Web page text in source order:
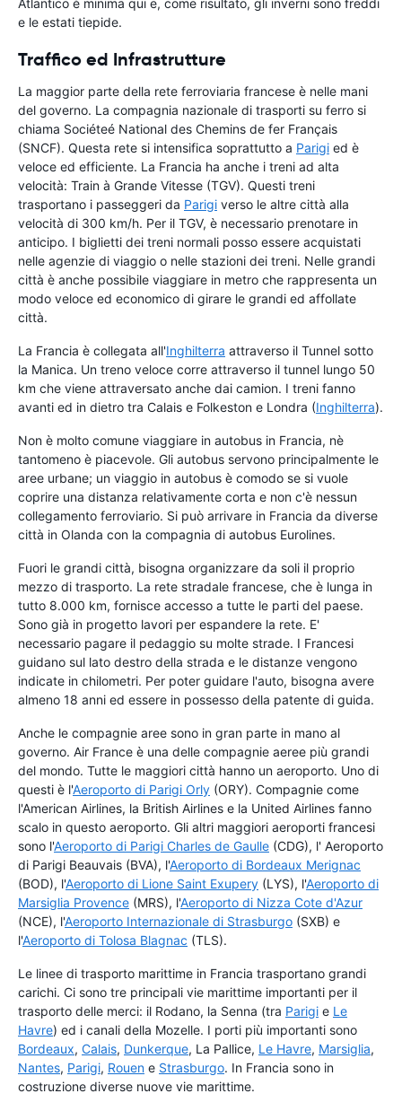
Atlantico è minima qui e, come risultato, gli inverni sono freddi
e le estati tiepide.
Traffico ed Infrastrutture
La maggior parte della rete ferroviaria francese è nelle mani
del governo. La compagnia nazionale di trasporti su ferro si
chiama Sociéteé National des Chemins de fer Français
(SNCF). Questa rete si intensifica soprattutto a Parigi ed è
veloce ed efficiente. La Francia ha anche i treni ad alta
velocità: Train à Grande Vitesse (TGV). Questi treni
trasportano i passeggeri da Parigi verso le altre città alla
velocità di 300 km/h. Per il TGV, è necessario prenotare in
anticipo. I biglietti dei treni normali posso essere acquistati
nelle agenzie di viaggio o nelle stazioni dei treni. Nelle grandi
città è anche possibile viaggiare in metro che rappresenta un
modo veloce ed economico di girare le grandi ed affollate
città.
La Francia è collegata all'Inghilterra attraverso il Tunnel sotto
la Manica. Un treno veloce corre attraverso il tunnel lungo 50
km che viene attraversato anche dai camion. I treni fanno
avanti ed in dietro tra Calais e Folkeston e Londra (Inghilterra).
Non è molto comune viaggiare in autobus in Francia, nè
tantomeno è piacevole. Gli autobus servono principalmente le
aree urbane; un viaggio in autobus è comodo se si vuole
coprire una distanza relativamente corta e non c'è nessun
collegamento ferroviario. Si può arrivare in Francia da diverse
città in Olanda con la compagnia di autobus Eurolines.
Fuori le grandi città, bisogna organizzare da soli il proprio
mezzo di trasporto. La rete stradale francese, che è lunga in
tutto 8.000 km, fornisce accesso a tutte le parti del paese.
Sono già in progetto lavori per espandere la rete. E'
necessario pagare il pedaggio su molte strade. I Francesi
guidano sul lato destro della strada e le distanze vengono
indicate in chilometri. Per poter guidare l'auto, bisogna avere
almeno 18 anni ed essere in possesso della patente di guida.
Anche le compagnie aree sono in gran parte in mano al
governo. Air France è una delle compagnie aeree più grandi
del mondo. Tutte le maggiori città hanno un aeroporto. Uno di
questi è l'Aeroporto di Parigi Orly (ORY). Compagnie come
l'American Airlines, la British Airlines e la United Airlines fanno
scalo in questo aeroporto. Gli altri maggiori aeroporti francesi
sono l'Aeroporto di Parigi Charles de Gaulle (CDG), l' Aeroporto
di Parigi Beauvais (BVA), l'Aeroporto di Bordeaux Merignac
(BOD), l'Aeroporto di Lione Saint Exupery (LYS), l'Aeroporto di
Marsiglia Provence (MRS), l'Aeroporto di Nizza Cote d'Azur
(NCE), l'Aeroporto Internazionale di Strasburgo (SXB) e
l'Aeroporto di Tolosa Blagnac (TLS).
Le linee di trasporto marittime in Francia trasportano grandi
carichi. Ci sono tre principali vie marittime importanti per il
trasporto delle merci: il Rodano, la Senna (tra Parigi e Le
Havre) ed i canali della Mozelle. I porti più importanti sono
Bordeaux, Calais, Dunkerque, La Pallice, Le Havre, Marsiglia,
Nantes, Parigi, Rouen e Strasburgo. In Francia sono in
costruzione diverse nuove vie marittime.